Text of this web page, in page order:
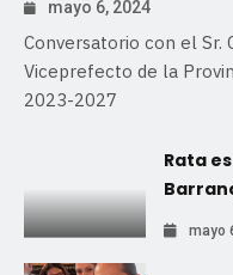
mayo 6, 2024
Conversatorio con el Sr.
Viceprefecto de la
2023-2027
Rata
mayo